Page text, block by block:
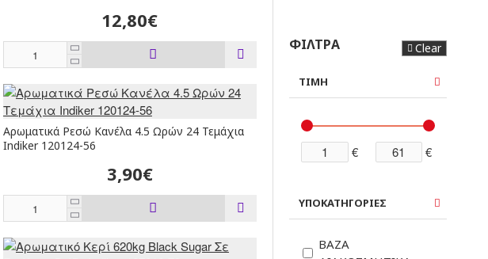
12,80€
Αρωματικά Ρεσώ Κανέλα 4.5 Ωρών 24 Τεμάχια
Indiker 120124-56
3,90€
ΦΙΛΤΡΑ Clear
ΤΙΜΗ
€ €
ΥΠΟΚΑΤΗΓΟΡΙΕΣ
ΒΆΖΑ